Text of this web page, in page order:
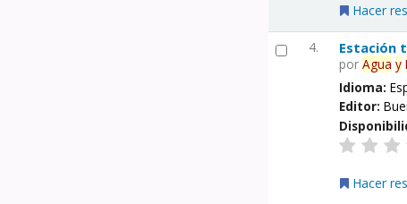
Hacer
4. Estación
porAgua y
Idioma:
Editor:
Hacer